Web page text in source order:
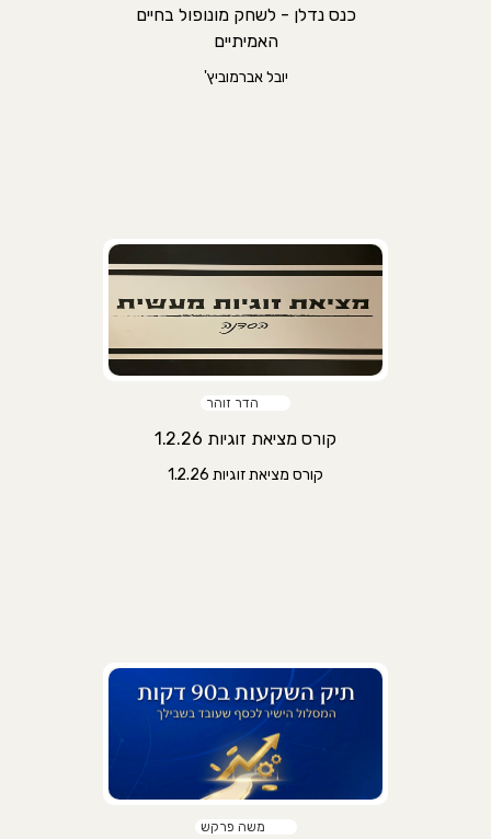
כנס נדלן - לשחק מונופול בחיים
האמיתיים
יובל אברמוביץ'
הדר זוהר
קורס מציאת זוגיות 1.2.26
קורס מציאת זוגיות 1.2.26
משה פרקש